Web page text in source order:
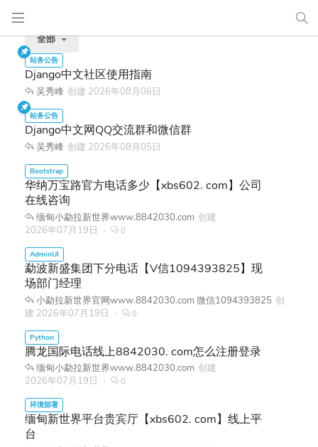
全部
Django中文社区使用指南
吴秀峰 创建 2026年08月06日
Django中文网QQ交流群和微信群
吴秀峰 创建 2026年08月05日
华纳万宝路官方电话多少【xbs602. com】公司
在线咨询
缅甸小勐拉新世界www.8842030.com 创建
2026年07月19日
0
勐波新盛集团下分电话【V信1094393825】现
场部门经理
小勐拉新世界官网www.8842030.com 微信1094393825 创
建 2026年07月19日 0
腾龙国际电话线上8842030. com怎么注册登录
缅甸小勐拉新世界www.8842030.com 创建
2026年07月19日
0
缅甸新世界平台贵宾厅【xbs602. com】线上平
台